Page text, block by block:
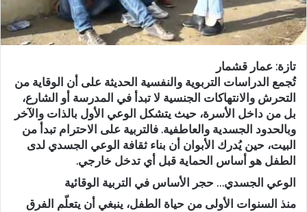
ت
ر
ا
تازة: عمار قشمار
تُجمع الدراسات التربوية والنفسية الحديثة على أن الوقاية من
التحرش والانتهاكات الجنسية لا تبدأ في المدرسة أو الشارع،
بل من داخل الأسرة، حيث يتشكل الوعي الأول بالذات والآخر
وبالحدود الجسدية والعاطفية. فالتربية على الاحترام تبدأ من
البيت، حين يُدرك الأبوان أن بناء ثقافة الوعي الجسدي لدى
الطفل هو أساس الحماية قبل أي تدخل خارجي.
الوعي الجسدي… حجر الأساس في التربية الوقائية
منذ السنوات الأولى من حياة الطفل، ينبغي أن يتعلّم الفرق